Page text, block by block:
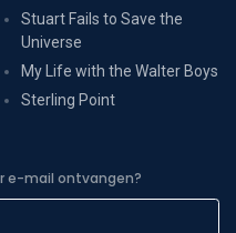
Stuart Fails to Save the
Universe
My Life with the Walter Boys
Sterling Point
e-mail ontvangen?